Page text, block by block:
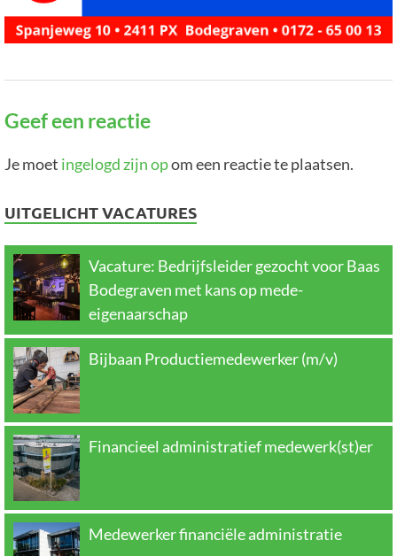
Geef een reactie
Je moet ingelogd zijn opom een reactie te plaatsen.
UITGELICHT VACATURES
Vacature: Bedrijfsleider gezocht voor Baas
Bodegraven met kans op mede-
eigenaarschap
Bijbaan Productiemedewerker (m/v)
Financieel administratief medewerk(st)er
Medewerker financiële administratie